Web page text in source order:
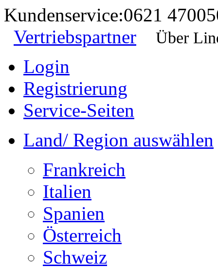
Kundenservice:0621
Vertriebspartner
Über
Login
Registrierung
Service-Seiten
Land/ Region auswählen
Frankreich
Italien
Spanien
Österreich
Schweiz